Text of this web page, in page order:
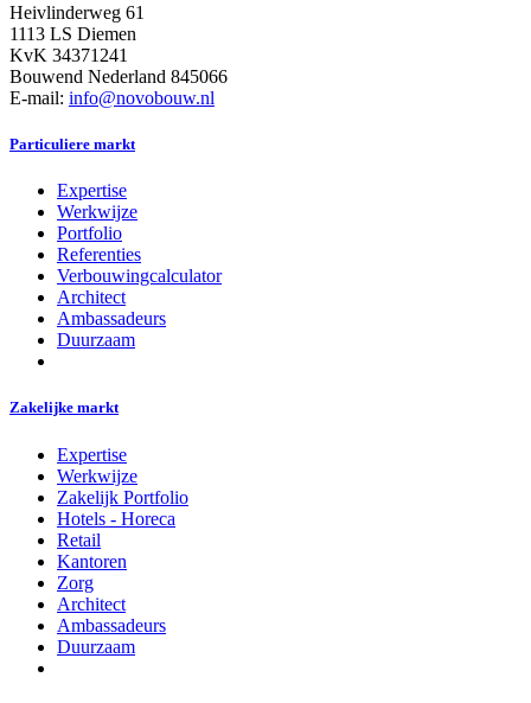
Heivlinderweg 61
1113 LS Diemen
KvK 34371241
Bouwend Nederland 845066
E-mail: info@novobouw.nl
Particuliere markt
Expertise
Werkwijze
Portfolio
Referenties
Verbouwingcalculator
Architect
Ambassadeurs
Duurzaam
Zakelijke markt
Expertise
Werkwijze
Zakelijk Portfolio
Hotels - Horeca
Retail
Kantoren
Zorg
Architect
Ambassadeurs
Duurzaam